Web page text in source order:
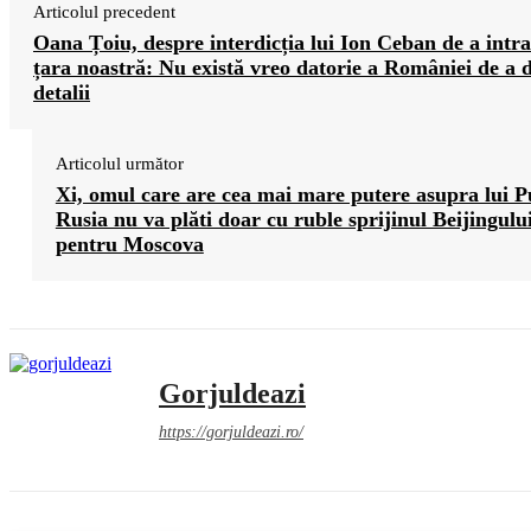
Articolul precedent
Oana Țoiu, despre interdicția lui Ion Ceban de a
țara noastră: Nu există vreo datorie a României de a
detalii
Articolul următor
Xi, omul care are cea mai mare putere asupra lui
Rusia nu va plăti doar cu ruble sprijinul Beijingului
pentru Moscova
Gorjuldeazi
https://gorjuldeazi.ro/